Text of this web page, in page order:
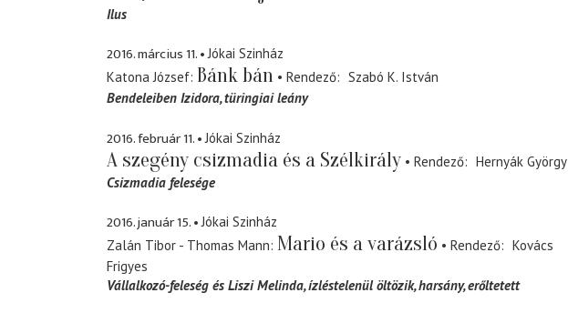
Ilus
2016. március 11.
Jókai Szinház
Katona József Bánk bán Rendező
Szabó K. István
Bendeleiben Izidora türingiai leány
2016. február 11. Jókai Szinház
A szegény csizmadia és a Szélkirály Rendező
Hernyák György
Csizmadia felesége
2016. január 15.
Jókai Szinház
Zalán Tibor - Thomas Mann Mario és a varázsló Rendező
Kovács
Frigyes
Vállalkozó-feleség és Liszi Melinda ízléstelenül öltözik, harsány, erőltetett